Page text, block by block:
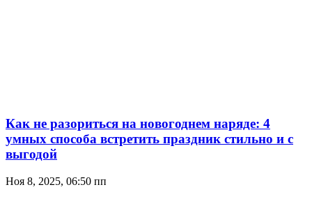
Как не разориться на новогоднем наряде: 4
умных способа встретить праздник стильно и с
выгодой
Ноя 8, 2025, 06:50 пп